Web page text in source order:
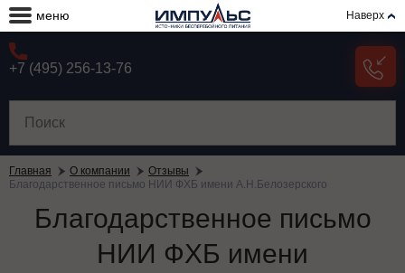
меню Наверх
+7 (495) 256-13-76
Главная О компании
Отзывы
Благодарственное письмо НИИ ФХБ имени А.Н.Белозерского
Благодарственное письмо
НИИ ФХБ имени